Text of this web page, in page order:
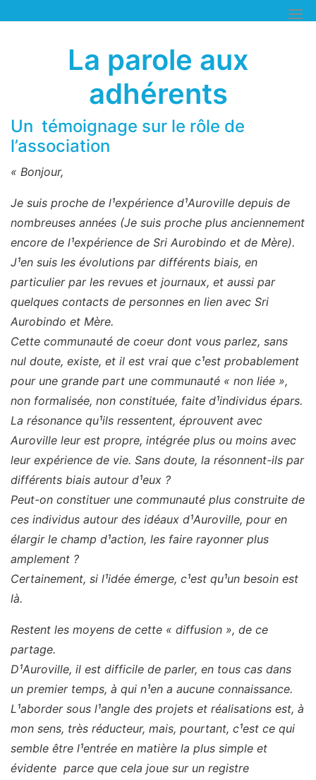
to
La parole aux
adhérents
Un témoignage sur le rôle de
l’association
« Bonjour,
Je suis proche de l¹expérience d¹Auroville depuis de
nombreuses années (Je suis proche plus anciennement
encore de l¹expérience de Sri Aurobindo et de Mère).
J¹en suis les évolutions par différents biais, en
particulier par les revues et journaux, et aussi par
quelques contacts de personnes en lien avec Sri
Aurobindo et Mère.
Cette communauté de coeur dont vous parlez, sans
nul doute, existe, et il est vrai que c¹est probablement
pour une grande part une communauté « non liée »,
non formalisée, non constituée, faite d¹individus épars.
La résonance qu¹ils ressentent, éprouvent avec
Auroville leur est propre, intégrée plus ou moins avec
leur expérience de vie. Sans doute, la résonnent-ils par
différents biais autour d¹eux ?
Peut-on constituer une communauté plus construite de
ces individus autour des idéaux d¹Auroville, pour en
élargir le champ d¹action, les faire rayonner plus
amplement ?
Certainement, si l¹idée émerge, c¹est qu¹un besoin est
là.
Restent les moyens de cette « diffusion », de ce
partage.
D¹Auroville, il est difficile de parler, en tous cas dans
un premier temps, à qui n¹en a aucune connaissance.
L¹aborder sous l¹angle des projets et réalisations est, à
mon sens, très réducteur, mais, pourtant, c¹est ce qui
semble être l¹entrée en matière la plus simple et
évidente parce que cela joue sur un registre